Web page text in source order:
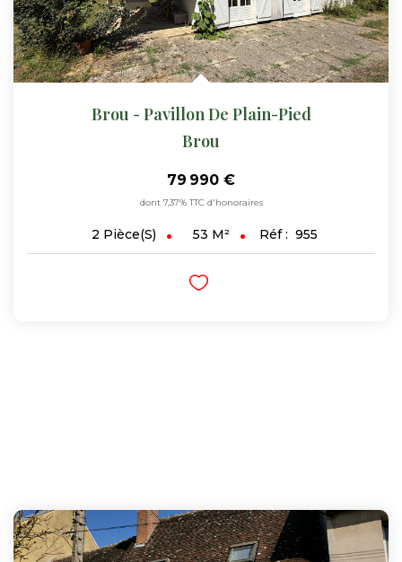
Brou - Pavillon De Plain-Pied
Brou
79 990 €
dont 7,37% TTC d'honoraires
2 Pièce(s) 53 M² Réf : 955